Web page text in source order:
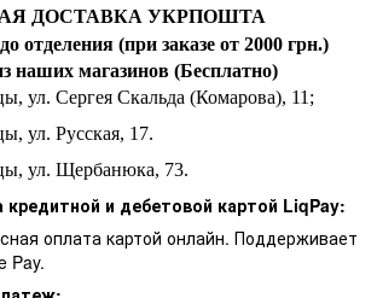
ДОСТАВКА УКРПОШТА
(при заказе от 2000 грн.)
наших магазинов (Бесплатно)
ул. Сергея Скальда (Комарова), 11;
ул. Русская, 17.
ул. Щербанюка, 73.
кредитной и дебетовой картой LiqPay:
оплата картой онлайн. Поддерживает
Pay.